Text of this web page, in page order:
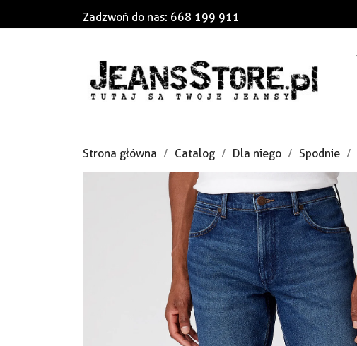
Zadzwoń do nas: 668 199 911
Strona główna Catalog Dla niego Spodnie